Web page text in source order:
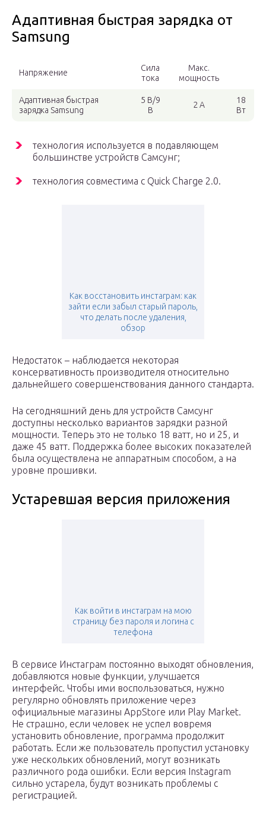
Адаптивная быстрая зарядка от
Samsung
Напряжение
Сила
тока
Макс.
мощность
Адаптивная быстрая
зарядка Samsung
5 В/9
В
2 А
18
Вт
технология используется в подавляющем
большинстве устройств Самсунг;
технология совместима с Quick Charge 2.0.
Как восстановить инстаграм: как
зайти если забыл старый пароль,
что делать после удаления,
обзор
Недостаток – наблюдается некоторая
консервативность производителя относительно
дальнейшего совершенствования данного стандарта.
На сегодняшний день для устройств Самсунг
доступны несколько вариантов зарядки разной
мощности. Теперь это не только 18 ватт, но и 25, и
даже 45 ватт. Поддержка более высоких показателей
была осуществлена не аппаратным способом, а на
уровне прошивки.
Устаревшая версия приложения
Как войти в инстаграм на мою
страницу без пароля и логина с
телефона
В сервисе Инстаграм постоянно выходят обновления,
добавляются новые функции, улучшается
интерфейс. Чтобы ими воспользоваться, нужно
регулярно обновлять приложение через
официальные магазины AppStore или Play Market.
Не страшно, если человек не успел вовремя
установить обновление, программа продолжит
работать. Если же пользователь пропустил установку
уже нескольких обновлений, могут возникать
различного рода ошибки. Если версия Instagram
сильно устарела, будут возникать проблемы с
регистрацией.